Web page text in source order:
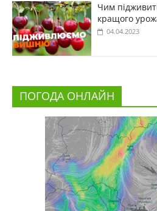
Чим
кращого
04.04.2023
ПОГОДА ОНЛАЙН